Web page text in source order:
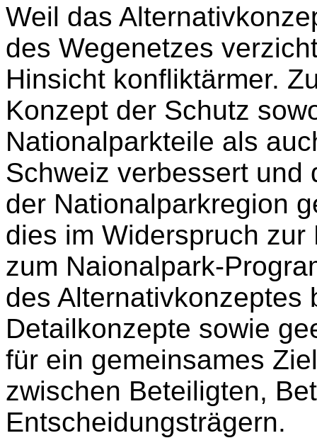
Weil das
des Wegenetzes
Hinsicht konfliktärmer.
Konzept der Schutz
Nationalparkteile als
Schweiz verbessert und
der Nationalparkregion
dies im Widerspruch
zum Naionalpark-
des Alternativkonzeptes
Detailkonzepte sowie
für ein gemeinsames
zwischen Beteiligten,
Entscheidungsträgern.